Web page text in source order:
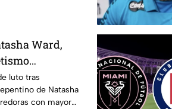
Ward,
luto tras
de Natasha
con mayor